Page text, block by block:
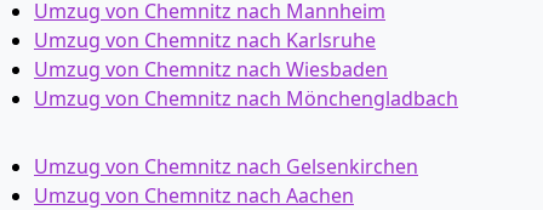
Umzug von Chemnitz nach Mannheim
Umzug von Chemnitz nach Karlsruhe
Umzug von Chemnitz nach Wiesbaden
Umzug von Chemnitz nach Mönchen­gladbach
Umzug von Chemnitz nach Gelsenkirchen
Umzug von Chemnitz nach Aachen